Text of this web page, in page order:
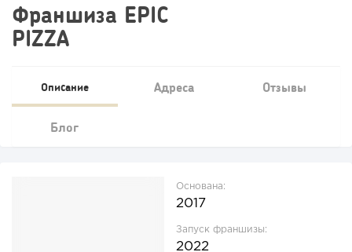
Франшиза EPIC
PIZZA
Описание Адреса Отзывы
Блог
Основана:
2017
Запуск франшизы:
2022